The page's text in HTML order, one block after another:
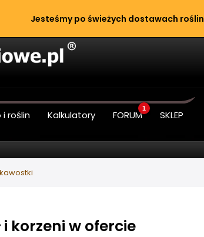
Jesteśmy po świeżych dostawach roślin
i roślin Kalkulatory FORUM
1
SKLEP
i korzeni w ofercie